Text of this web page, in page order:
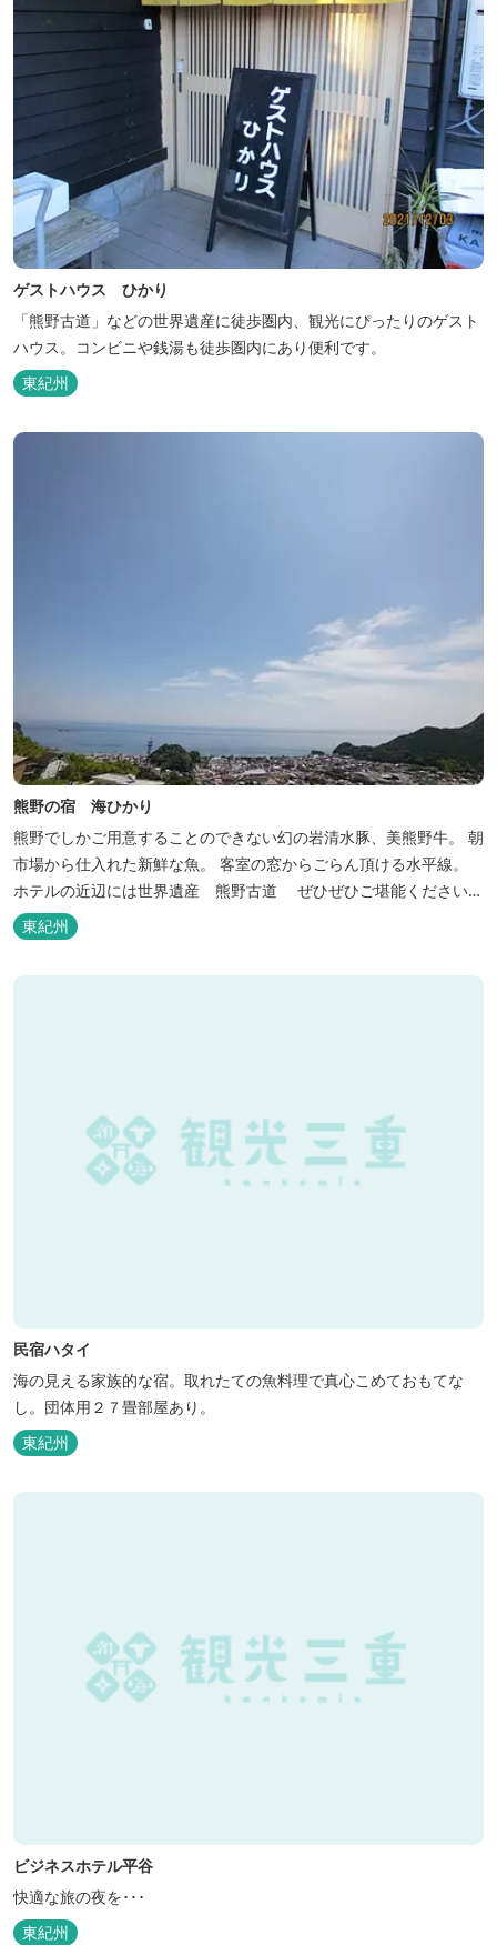
ゲストハウス ひかり
「熊野古道」などの世界遺産に徒歩圏内、観光にぴったりのゲスト
ハウス。コンビニや銭湯も徒歩圏内にあり便利です。
東紀州
熊野の宿 海ひかり
熊野でしかご用意することのできない幻の岩清水豚、美熊野牛。 朝
市場から仕入れた新鮮な魚。 客室の窓からごらん頂ける水平線。
ホテルの近辺には世界遺産 熊野古道 ぜひぜひご堪能くださいま
せ。
東紀州
民宿ハタイ
海の見える家族的な宿。取れたての魚料理で真心こめておもてな
し。団体用２７畳部屋あり。
東紀州
ビジネスホテル平谷
快適な旅の夜を･･･
東紀州